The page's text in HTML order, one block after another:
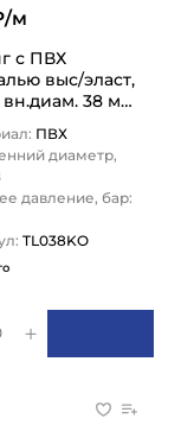
м
с ПВХ
эласт,
вн.диам. 38 мм,
ПВХ
диаметр,
давление, бар:
TL038KO